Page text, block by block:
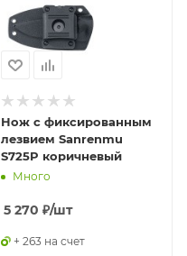
Нож с фиксированным
лезвием Sanrenmu
S725P коричневый
Много
5 270 ₽/шт
+ 263 на счет